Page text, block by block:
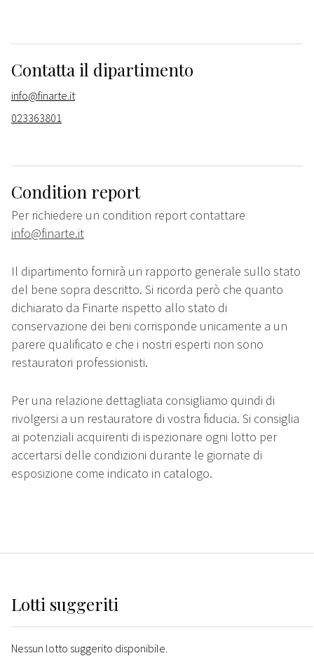
Contatta il dipartimento
info@finarte.it
023363801
Condition report
Per richiedere un condition report contattare
info@finarte.it
Il dipartimento fornirà un rapporto generale sullo stato
del bene sopra descritto. Si ricorda però che quanto
dichiarato da Finarte rispetto allo stato di
conservazione dei beni corrisponde unicamente a un
parere qualificato e che i nostri esperti non sono
restauratori professionisti.
Per una relazione dettagliata consigliamo quindi di
rivolgersi a un restauratore di vostra fiducia. Si consiglia
ai potenziali acquirenti di ispezionare ogni lotto per
accertarsi delle condizioni durante le giornate di
esposizione come indicato in catalogo.
Lotti suggeriti
Nessun lotto suggerito disponibile.